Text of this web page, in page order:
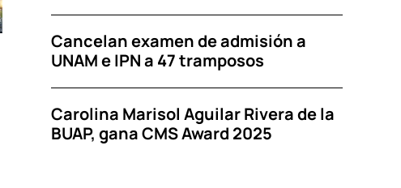
Cancelan examen de admisión a
UNAM e IPN a 47 tramposos
Carolina Marisol Aguilar Rivera de la
BUAP, gana CMS Award 2025